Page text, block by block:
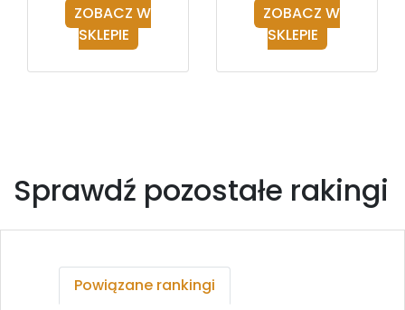
ZOBACZ W
SKLEPIE
ZOBACZ W
SKLEPIE
Sprawdź pozostałe rakingi
Powiązane rankingi